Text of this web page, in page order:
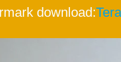
download: